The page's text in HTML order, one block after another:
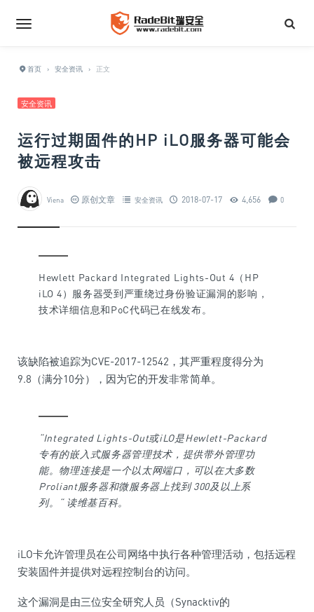
首页 › 安全资讯 › 正文
安全资讯
运行过期固件的HP iLO服务器可能会
被远程攻击
Viena 原创文章 安全资讯 2018-07-17 4,656 0
Hewlett Packard Integrated Lights-Out 4（HP
iLO 4）服务器受到严重绕过身份验证漏洞的影响，
技术详细信息和PoC代码已在线发布。
该缺陷被追踪为CVE-2017-12542，其严重程度得分为
9.8（满分10分），因为它的开发非常简单。
“Integrated Lights-Out或iLO是Hewlett-Packard
专有的嵌入式服务器管理技术，提供带外管理功
能。 物理连接是一个以太网端口，可以在大多数
Proliant服务器和微服务器上找到 300及以上系
列。“ 读维基百科。
iLO卡允许管理员在公司网络中执行各种管理活动，包括远程
安装固件并提供对远程控制台的访问。
这个漏洞是由三位安全研究人员（Synacktiv的